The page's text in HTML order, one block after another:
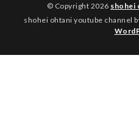
© Copyright 2026 shohei
shohei ohtani youtube channel